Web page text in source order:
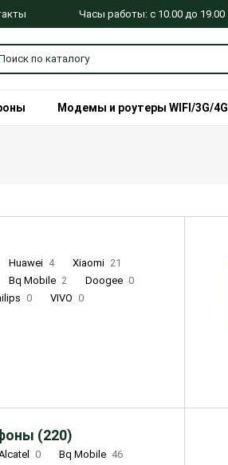
Часы работы: с 10.00 до 19.00
Модемы и роутеры WIFI/3G/4G
Huawei 4 Xiaomi 21
Bq Mobile 2 Doogee 0
0 VIVO 0
(220)
0 Bq Mobile 46